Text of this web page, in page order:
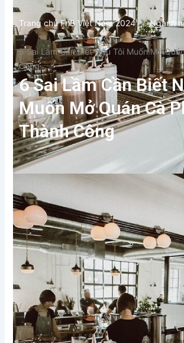
Trang chủ FnB Việt Nam 2024 Ngành
6 Sai Lầm Cần Biết Nếu Tôi Muốn Mở
Công
6 Sai Lầm Cần Biết
Muốn Mở Quán Cà
Thành Công